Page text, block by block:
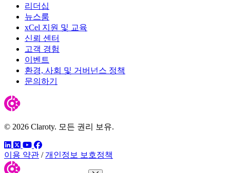
리더십
뉴스룸
xCel 지원 및 교육
신뢰 센터
고객 경험
이벤트
환경, 사회 및 거버넌스 정책
문의하기
© 2026 Claroty. 모든 권리 보유.
링크드인
트위터유튜브
페이스북
이용 약관 / 개인정보 보호정책